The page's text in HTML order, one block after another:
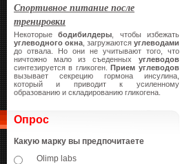
Спортивное питание после
тренировки
Некоторыебодибилдеры , чтобы избежать
углеводного окна , загружаются углеводами
до отвала. Но они не учитывают того, что
ничтожно мало из съеденных углеводов
синтезируется в гликоген.Прием углеводов
вызывает секрецию гормона инсулина,
который и приводит к усиленному
образованию и складированию гликогена.
Опрос
Какую марку вы предпочитаете
Olimp labs